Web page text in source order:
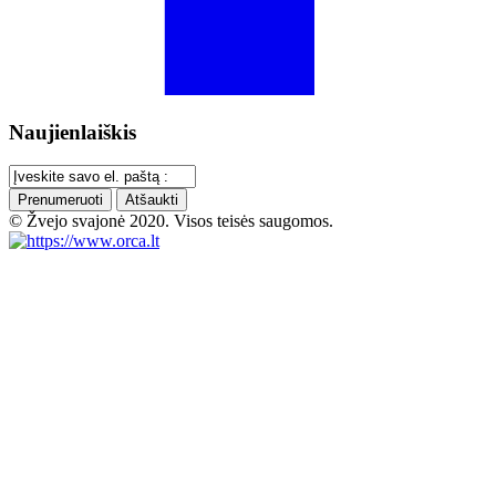
Naujienlaiškis
Prenumeruoti Atšaukti
© Žvejo svajonė 2020. Visos teisės saugomos.